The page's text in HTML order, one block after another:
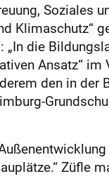
Soziales
Klimaschutz“
die
Ansatz“
den in
Züfle